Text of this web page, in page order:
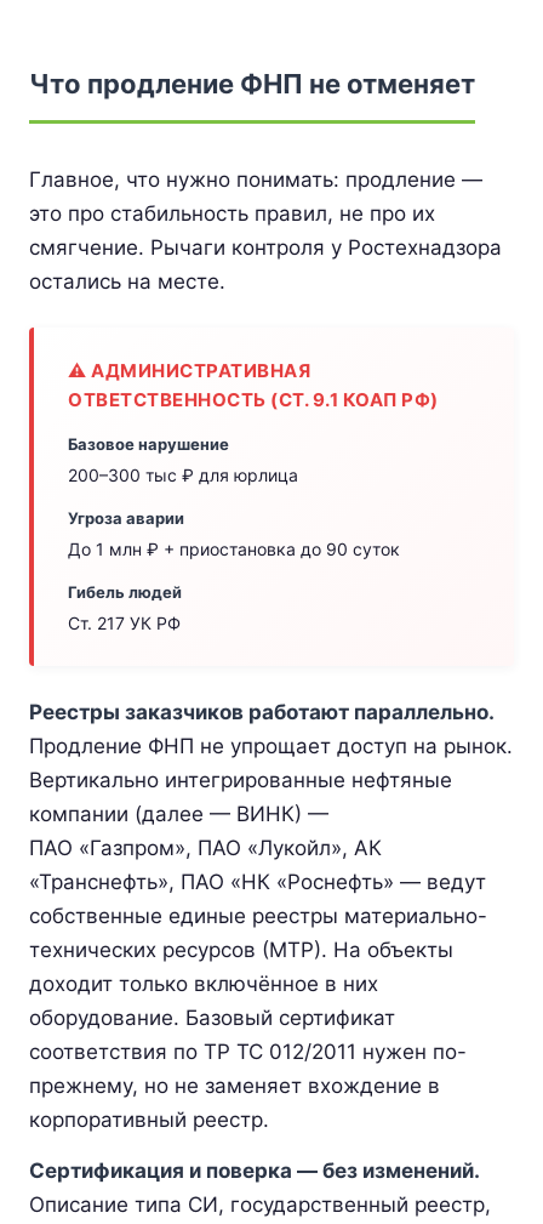
Что продление ФНП не отменяет
Главное, что нужно понимать: продление —
это про стабильность правил, не про их
смягчение. Рычаги контроля у Ростехнадзора
остались на месте.
⚠ АДМИНИСТРАТИВНАЯ
ОТВЕТСТВЕННОСТЬ (СТ. 9.1 КОАП РФ)
Базовое нарушение
200–300 тыс ₽ для юрлица
Угроза аварии
До 1 млн ₽ + приостановка до 90 суток
Гибель людей
Ст. 217 УК РФ
Реестры заказчиков работают параллельно.
Продление ФНП не упрощает доступ на рынок.
Вертикально интегрированные нефтяные
компании (далее — ВИНК) —
ПАО «Газпром», ПАО «Лукойл», АК
«Транснефть», ПАО «НК «Роснефть» — ведут
собственные единые реестры материально-
технических ресурсов (МТР). На объекты
доходит только включённое в них
оборудование. Базовый сертификат
соответствия по ТР ТС 012/2011 нужен по-
прежнему, но не заменяет вхождение в
корпоративный реестр.
Сертификация и поверка — без изменений.
Описание типа СИ, государственный реестр,